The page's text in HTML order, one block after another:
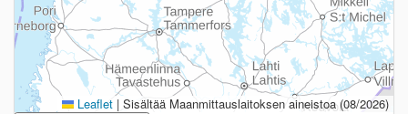
Leaflet | Sisältää Maanmittauslaitoksen aineistoa (08/2026)